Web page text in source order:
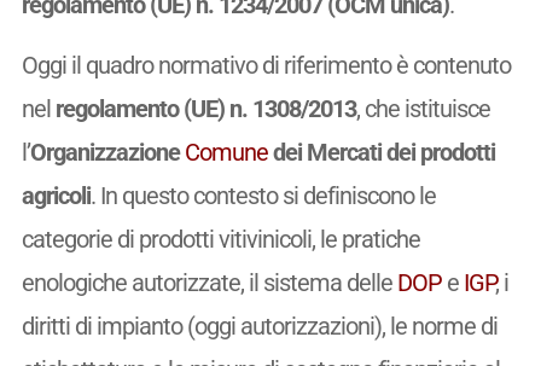
Oggi il quadro normativo di riferimento è contenuto
nel regolamento (UE) n. 1308/2013, che istituisce
l’OrganizzazioneComunedei Mercati dei prodotti
agricoli. In questo contesto si definiscono le
categorie di prodotti vitivinicoli, le pratiche
enologiche autorizzate, il sistema delle DOPe IGP, i
diritti di impianto (oggi autorizzazioni), le norme di